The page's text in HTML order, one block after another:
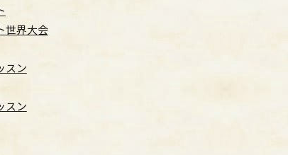
世界大会
スン
スン